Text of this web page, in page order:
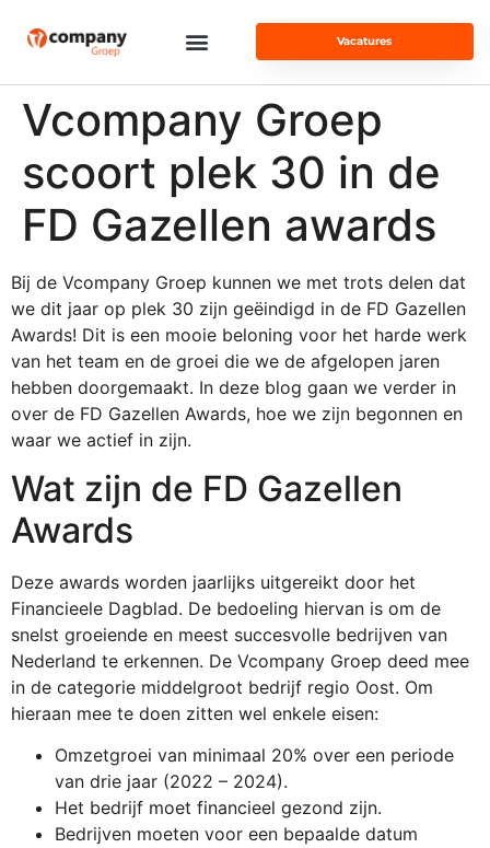
Vacatures
Vcompany Groep
scoort plek 30 in de
FD Gazellen awards
Bij de Vcompany Groep kunnen we met trots delen dat
we dit jaar op plek 30 zijn geëindigd in de FD Gazellen
Awards! Dit is een mooie beloning voor het harde werk
van het team en de groei die we de afgelopen jaren
hebben doorgemaakt. In deze blog gaan we verder in
over de FD Gazellen Awards, hoe we zijn begonnen en
waar we actief in zijn.
Wat zijn de FD Gazellen
Awards
Deze awards worden jaarlijks uitgereikt door het
Financieele Dagblad. De bedoeling hiervan is om de
snelst groeiende en meest succesvolle bedrijven van
Nederland te erkennen. De Vcompany Groep deed mee
in de categorie middelgroot bedrijf regio Oost. Om
hieraan mee te doen zitten wel enkele eisen:
Omzetgroei van minimaal 20% over een periode
van drie jaar (2022 – 2024).
Het bedrijf moet financieel gezond zijn.
Bedrijven moeten voor een bepaalde datum